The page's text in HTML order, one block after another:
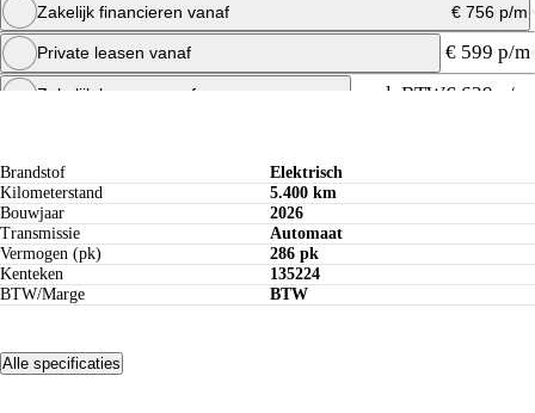
Bereken maandbedrag
Offerte aanvragen
Zakelijk financieren vanaf € 756 p/m
Bereken maandbedrag
Private leasen vanaf € 599 p/m
Zakelijk leasen vanaf excl. BTW€ 629 p/m
Brandstof
Elektrisch
Kilometerstand
5.400 km
Bouwjaar
2026
Transmissie
Automaat
Vermogen (pk)
286 pk
Kenteken
135224
BTW/Marge
BTW
Alle specificaties